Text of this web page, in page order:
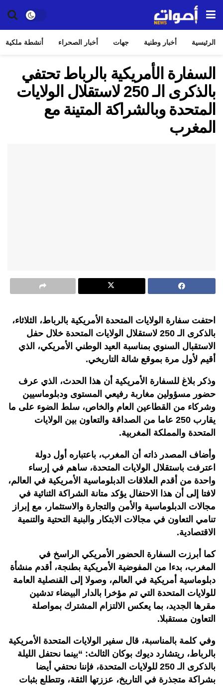
الرئيسية أخبار وطنية جهات أخبار الصحراء أنشطة ملكية
السفارة الأمريكية بالرباط تحتفي
بالذكرى الـ 250 لاستقلال الولايات
المتحدة وبالشراكة المتينة مع
المغرب
احتفت سفارة الولايات المتحدة الأمريكية بالرباط، الثلاثاء،
بالذكرى الـ 250 لاستقلال الولايات المتحدة خلال حفل
الاستقبال السنوي بمناسبة العيد الوطني الأمريكي، الذي
أقيم لأول مرة بموقع شالة التاريخي.
وذكر بلاغ للسفارة الأمريكية أن هذا الحدث، الذي عرف
حضور مسؤولين مغاربة رفيعي المستوى ودبلوماسيين
وشركاء من القطاعين العام والخاص، سلط الضوء على ما
يقارب 250 عاما من الصداقة والتعاون بين الولايات
المتحدة والمملكة المغربية.
وأضاف المصدر ذاته أن المغرب، باعتباره أول دولة
اعترفت باستقلال الولايات المتحدة، ساهم في إرساء
واحدة من أقدم العلاقات الدبلوماسية الأمريكية في العالم،
لافتا إلى أن هذا الاحتفال يؤكد متانة الشراكة الثنائية في
مجالات الدبلوماسية والأمن والتجارة والاستثمار، مع إبراز
تنامي التعاون في مجالات الابتكار والبنية التحتية والتنمية
الاقتصادية.
كما أبرزت السفارة الحضور الأمريكي الراسخ في
المغرب، بدءا من المفوضية الأمريكية بطنجة، أقدم منشأة
دبلوماسية أمريكية في العالم، وصولا إلى القنصلية العامة
للولايات المتحدة التي تم مؤخرا بالدار البيضاء تدشين
مقرها الجديد، بما يعكس الالتزام المشترك بمواصلة
التعاون مستقبلا.
وفي كلمة بالمناسبة، قال سفير الولايات المتحدة الأمريكية
بالرباط، ريتشارد ديوك بوكان الثالث: “بينما نحتفل الليلة
بالذكرى الـ 250 للولايات المتحدة، فإننا نحتفي أيضا
بشراكة متجذرة في التاريخ، عززتها الثقة، وتتطلع بثبات